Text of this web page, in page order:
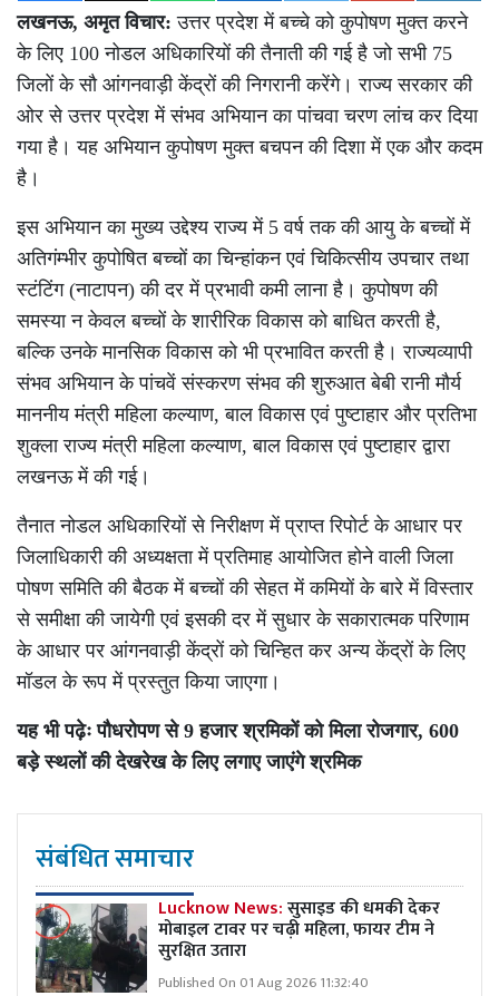
लखनऊ, अमृत विचार: उत्तर प्रदेश में बच्चे को कुपोषण मुक्त करने
के लिए 100 नोडल अधिकारियों की तैनाती की गई है जो सभी 75
जिलों के सौ आंगनवाड़ी केंद्रों की निगरानी करेंगे। राज्य सरकार की
ओर से उत्तर प्रदेश में संभव अभियान का पांचवा चरण लांच कर दिया
गया है। यह अभियान कुपोषण मुक्त बचपन की दिशा में एक और कदम
है।
इस अभियान का मुख्य उद्देश्य राज्य में 5 वर्ष तक की आयु के बच्चों में
अतिगंम्भीर कुपोषित बच्चों का चिन्हांकन एवं चिकित्सीय उपचार तथा
स्टंटिंग (नाटापन) की दर में प्रभावी कमी लाना है। कुपोषण की
समस्या न केवल बच्चों के शारीरिक विकास को बाधित करती है,
बल्कि उनके मानसिक विकास को भी प्रभावित करती है। राज्यव्यापी
संभव अभियान के पांचवें संस्करण संभव की शुरुआत बेबी रानी मौर्य
माननीय मंत्री महिला कल्याण, बाल विकास एवं पुष्टाहार और प्रतिभा
शुक्ला राज्य मंत्री महिला कल्याण, बाल विकास एवं पुष्टाहार द्वारा
लखनऊ में की गई।
तैनात नोडल अधिकारियों से निरीक्षण में प्राप्त रिपोर्ट के आधार पर
जिलाधिकारी की अध्यक्षता में प्रतिमाह आयोजित होने वाली जिला
पोषण समिति की बैठक में बच्चों की सेहत में कमियों के बारे में विस्तार
से समीक्षा की जायेगी एवं इसकी दर में सुधार के सकारात्मक परिणाम
के आधार पर आंगनवाड़ी केंद्रों को चिन्हित कर अन्य केंद्रों के लिए
मॉडल के रूप में प्रस्तुत किया जाएगा।
यह भी पढ़ेःपौधरोपण से 9 हजार श्रमिकों को मिला रोजगार, 600
बड़े स्थलों की देखरेख के लिए लगाए जाएंगे श्रमिक
संबंधित समाचार
Lucknow News:सुसाइड की धमकी देकर
मोबाइल टावर पर चढ़ी महिला, फायर टीम ने
सुरक्षित उतारा
Published On 01 Aug 2026 11:32:40